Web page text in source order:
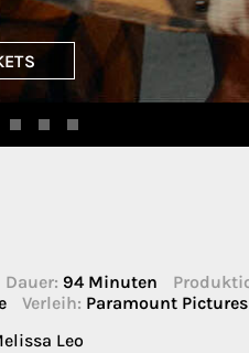
Dauer: 94 Minuten
Verleih: Paramount
Leo